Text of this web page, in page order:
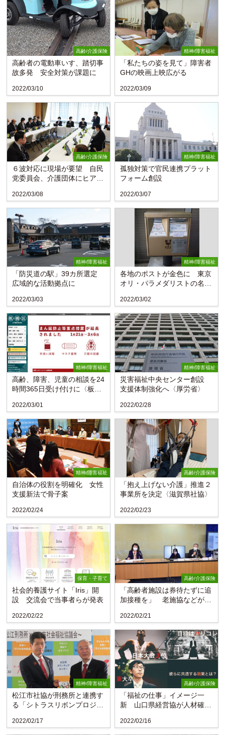
高齢/介護保険
高齢者の電動車いす、踏切事
故多発 安全対策が課題に
2022/03/10
精神/障害福祉
「私たちの姿を見て」障害者
GHの映画上映広がる
2022/03/09
高齢/介護保険
６波対応に現場が要望 自民
党委員会、介護団体にヒアリ
2022/03/08
精神/障害福祉
孤独対策で官民連携プラット
フォーム創設
2022/03/07
精神/障害福祉
「防災道の駅」39カ所選定
広域的な活動拠点に
2022/03/03
精神/障害福祉
各地のポストが金色に 東京
オリ・パラメダリストの名前
2022/03/02
精神/障害福祉
高齢、障害、児童の相談を24
時間365日受け付けに〈板橋
2022/03/01
精神/障害福祉
災害福祉中央センター創設
支援体制強化へ〈厚労省〉
2022/02/28
精神/障害福祉
自治体の役割を明確化 女性
支援新法で骨子案
2022/02/24
高齢/介護保険
「抱え上げない介護」推進２
事業所を決定〈滋賀県社協〉
2022/02/23
保育・子育て
社会的養護サイト「Iris」開
設 交流会で当事者らが発表
2022/02/22
高齢/介護保険
「高齢者施設は券待たずに追
加接種を」 老施協などが施
2022/02/21
精神/障害福祉
松江市社協が刑務所と連携す
る「シトラスリボンプロジェ
2022/02/17
高齢/介護保険
「福祉の仕事」イメージ一
新 山口県経営協が人材確保
2022/02/16